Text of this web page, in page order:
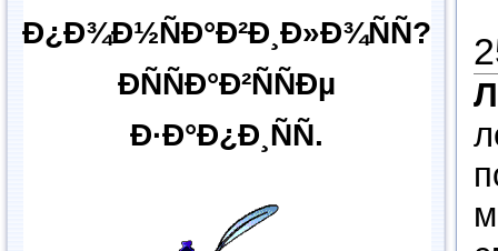
Ð¿Ð¾Ð½ÑÐ°Ð²Ð¸Ð»Ð¾ÑÑ?
ÐÑÑÐ°Ð²ÑÑÐµ
Ð·Ð°Ð¿Ð¸ÑÑ.